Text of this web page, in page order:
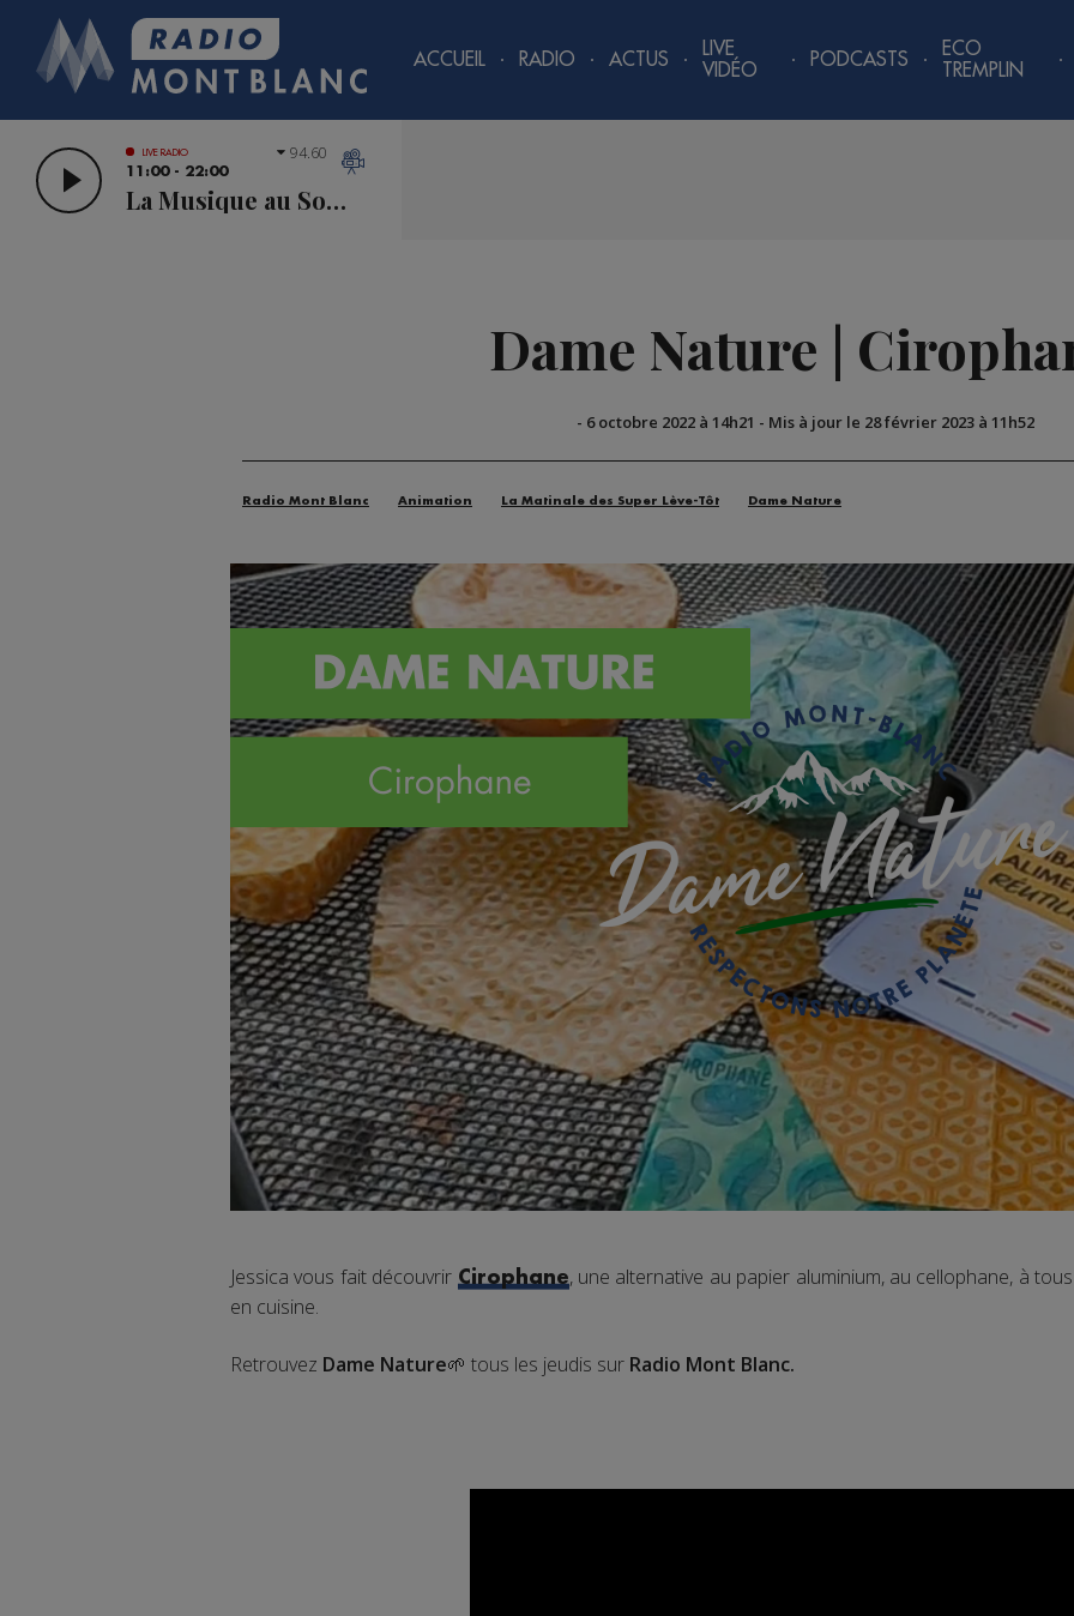
ACCUEIL RADIO ACTUS
LIVE
VIDÉO
PODCASTS
ECO
TREMPLIN
LIVE RADIO
11:00 - 22:00
La Musique au Sommet
94.60
Dame Nature |
- 6 octobre 2022 à 14h21 - Mis à jour le 28 février 2023 à 11h52
Radio Mont Blanc Animation La Matinale des Super Lève-Tôt Dame Nature
Jessica vous fait découvrir Cirophane, une alternative au papier aluminium, au cellophane, à
en cuisine.
Retrouvez Dame Nature🌱 tous les jeudis sur Radio Mont Blanc.